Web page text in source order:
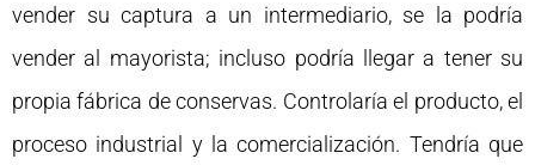
vender su captura a un intermediario, se la podría
vender al mayorista; incluso podría llegar a tener su
propia fábrica de conservas. Controlaría el producto, el
proceso industrial y la comercialización. Tendría que